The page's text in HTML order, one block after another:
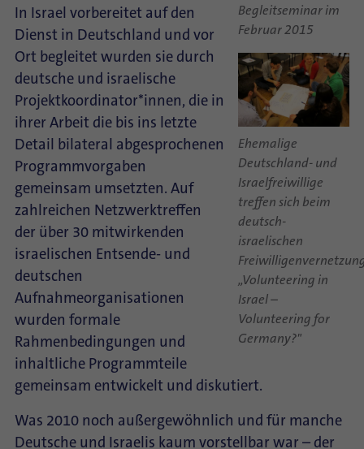
Begleitseminar im
Februar 2015
Ehemalige
Deutschland- und
Israelfreiwillige
treffen sich beim
deutsch-
israelischen
„Volunteering in
Israel –
Volunteering for
Germany?"
In Israel vorbereitet auf den
Dienst in Deutschland und vor
Ort begleitet wurden sie durch
deutsche und israelische
Projektkoordinator*innen, die in
ihrer Arbeit die bis ins letzte
Detail bilateral abgesprochenen
Programmvorgaben
gemeinsam umsetzten. Auf
zahlreichen Netzwerktreffen
der über 30 mitwirkenden
israelischen Entsende- und
deutschen
Aufnahmeorganisationen
wurden formale
Rahmenbedingungen und
inhaltliche Programmteile
gemeinsam entwickelt und diskutiert.
Was 2010 noch außergewöhnlich und für manche
Deutsche und Israelis kaum vorstellbar war – der